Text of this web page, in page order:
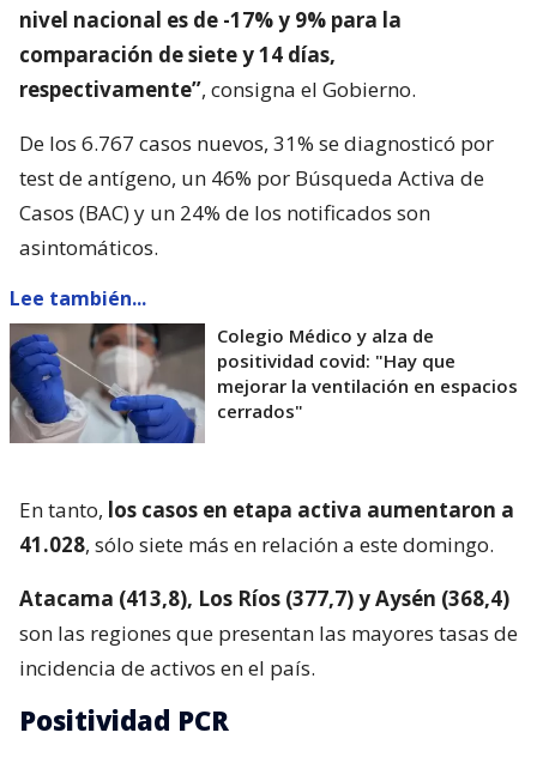
nivel nacional es de -17% y 9% para la
comparación de siete y 14 días,
respectivamente”, consigna el Gobierno.
De los 6.767 casos nuevos, 31% se diagnosticó por
test de antígeno, un 46% por Búsqueda Activa de
Casos (BAC) y un 24% de los notificados son
asintomáticos.
Lee también...
Colegio Médico y alza de
positividad covid: "Hay que
mejorar la ventilación en espacios
cerrados"
En tanto, los casos en etapa activa aumentaron a
41.028, sólo siete más en relación a este domingo.
Atacama (413,8), Los Ríos (377,7) y Aysén (368,4)
son las regiones que presentan las mayores tasas de
incidencia de activos en el país.
Positividad PCR